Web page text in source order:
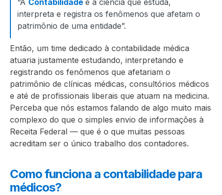
“A Contabilidade é a ciência que estuda,
interpreta e registra os fenômenos que afetam o
patrimônio de uma entidade”.
Então, um time dedicado à contabilidade médica
atuaria justamente estudando, interpretando e
registrando os fenômenos que afetariam o
patrimônio de clínicas médicas, consultórios médicos
e até de profissionais liberais que atuam na medicina.
Perceba que nós estamos falando de algo muito mais
complexo do que o simples envio de informações à
Receita Federal — que é o que muitas pessoas
acreditam ser o único trabalho dos contadores.
Como funciona a contabilidade para
médicos?